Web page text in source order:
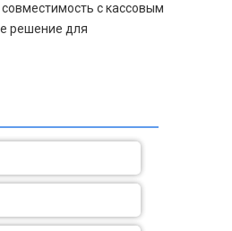
с кассовым
решение для